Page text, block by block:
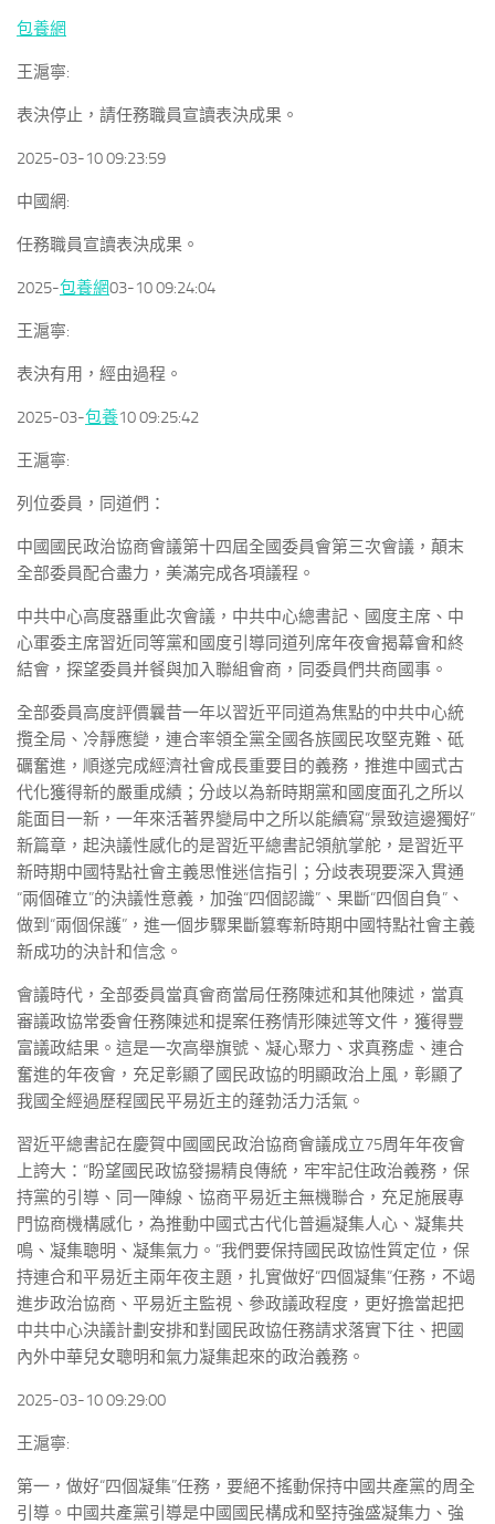
包養網
王滬寧:
表決停止，請任務職員宣讀表決成果。
2025-03-10 09:23:59
中國網:
任務職員宣讀表決成果。
2025-包養網03-10 09:24:04
王滬寧:
表決有用，經由過程。
2025-03-包養10 09:25:42
王滬寧:
列位委員，同道們：
中國國民政治協商會議第十四屆全國委員會第三次會議，顛末
全部委員配合盡力，美滿完成各項議程。
中共中心高度器重此次會議，中共中心總書記、國度主席、中
心軍委主席習近同等黨和國度引導同道列席年夜會揭幕會和終
結會，探望委員并餐與加入聯組會商，同委員們共商國事。
全部委員高度評價曩昔一年以習近平同道為焦點的中共中心統
攬全局、冷靜應變，連合率領全黨全國各族國民攻堅克難、砥
礪奮進，順遂完成經濟社會成長重要目的義務，推進中國式古
代化獲得新的嚴重成績；分歧以為新時期黨和國度面孔之所以
能面目一新，一年來活著界變局中之所以能續寫“景致這邊獨好”
新篇章，起決議性感化的是習近平總書記領航掌舵，是習近平
新時期中國特點社會主義思惟迷信指引；分歧表現要深入貫通
“兩個確立”的決議性意義，加強“四個認識”、果斷“四個自負”、
做到“兩個保護”，進一個步驟果斷篡奪新時期中國特點社會主義
新成功的決計和信念。
會議時代，全部委員當真會商當局任務陳述和其他陳述，當真
審議政協常委會任務陳述和提案任務情形陳述等文件，獲得豐
富議政結果。這是一次高舉旗號、凝心聚力、求真務虛、連合
奮進的年夜會，充足彰顯了國民政協的明顯政治上風，彰顯了
我國全經過歷程國民平易近主的蓬勃活力活氣。
習近平總書記在慶賀中國國民政治協商會議成立75周年年夜會
上誇大：“盼望國民政協發揚精良傳統，牢牢記住政治義務，保
持黨的引導、同一陣線、協商平易近主無機聯合，充足施展專
門協商機構感化，為推動中國式古代化普遍凝集人心、凝集共
鳴、凝集聰明、凝集氣力。”我們要保持國民政協性質定位，保
持連合和平易近主兩年夜主題，扎實做好“四個凝集”任務，不竭
進步政治協商、平易近主監視、參政議政程度，更好擔當起把
中共中心決議計劃安排和對國民政協任務請求落實下往、把國
內外中華兒女聰明和氣力凝集起來的政治義務。
2025-03-10 09:29:00
王滬寧:
第一，做好“四個凝集”任務，要絕不搖動保持中國共產黨的周全
引導。中國共產黨引導是中國國民構成和堅持強盛凝集力、強